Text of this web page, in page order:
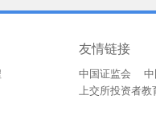
友情链接
中国证监会
上交所投资者教